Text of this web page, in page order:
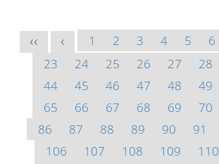
<< < 1 2 3 4 5 6
23
24 25 26 27 28
44
45 46 47 48 49
65
66 67 68 69 70
86
87 88 89 90 91
106
107 108 109 110